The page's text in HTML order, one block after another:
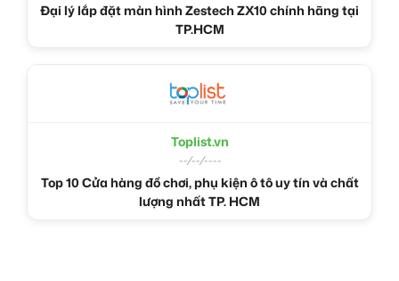
Đại lý lắp đặt màn hình Zestech ZX10 chính hãng tại
TP.HCM
Toplist.vn
--/--/----
Top 10 Cửa hàng đồ chơi, phụ kiện ô tô uy tín và chất
lượng nhất TP. HCM